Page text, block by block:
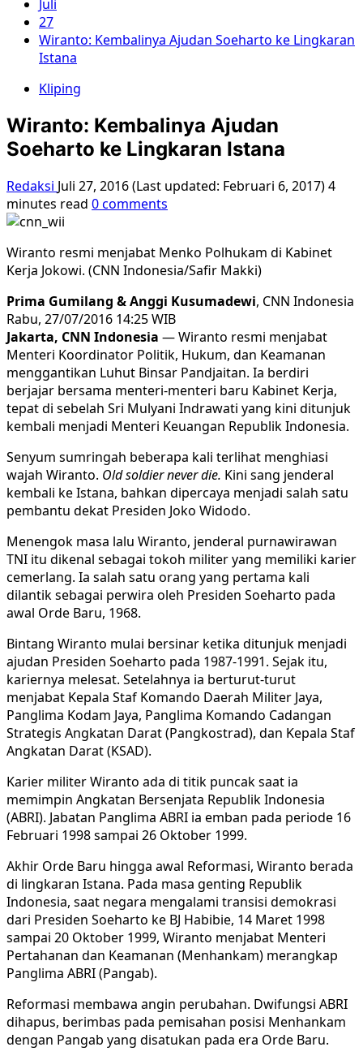
Juli
27
Wiranto: Kembalinya Ajudan Soeharto ke Lingkaran
Istana
Kliping
Wiranto: Kembalinya Ajudan
Soeharto ke Lingkaran Istana
Redaksi Juli 27, 2016 (Last updated: Februari 6, 2017)4
minutes read 0 comments
Wiranto resmi menjabat Menko Polhukam di Kabinet
Kerja Jokowi. (CNN Indonesia/Safir Makki)
Prima Gumilang & Anggi Kusumadewi, CNN Indonesia
Rabu, 27/07/2016 14:25 WIB
Jakarta, CNN Indonesia — Wiranto resmi menjabat
Menteri Koordinator Politik, Hukum, dan Keamanan
menggantikan Luhut Binsar Pandjaitan. Ia berdiri
berjajar bersama menteri-menteri baru Kabinet Kerja,
tepat di sebelah Sri Mulyani Indrawati yang kini ditunjuk
kembali menjadi Menteri Keuangan Republik Indonesia.
Senyum sumringah beberapa kali terlihat menghiasi
wajah Wiranto. Old soldier never die. Kini sang jenderal
kembali ke Istana, bahkan dipercaya menjadi salah satu
pembantu dekat Presiden Joko Widodo.
Menengok masa lalu Wiranto, jenderal purnawirawan
TNI itu dikenal sebagai tokoh militer yang memiliki karier
cemerlang. Ia salah satu orang yang pertama kali
dilantik sebagai perwira oleh Presiden Soeharto pada
awal Orde Baru, 1968.
Bintang Wiranto mulai bersinar ketika ditunjuk menjadi
ajudan Presiden Soeharto pada 1987-1991. Sejak itu,
kariernya melesat. Setelahnya ia berturut-turut
menjabat Kepala Staf Komando Daerah Militer Jaya,
Panglima Kodam Jaya, Panglima Komando Cadangan
Strategis Angkatan Darat (Pangkostrad), dan Kepala Staf
Angkatan Darat (KSAD).
Karier militer Wiranto ada di titik puncak saat ia
memimpin Angkatan Bersenjata Republik Indonesia
(ABRI). Jabatan Panglima ABRI ia emban pada periode 16
Februari 1998 sampai 26 Oktober 1999.
Akhir Orde Baru hingga awal Reformasi, Wiranto berada
di lingkaran Istana. Pada masa genting Republik
Indonesia, saat negara mengalami transisi demokrasi
dari Presiden Soeharto ke BJ Habibie, 14 Maret 1998
sampai 20 Oktober 1999, Wiranto menjabat Menteri
Pertahanan dan Keamanan (Menhankam) merangkap
Panglima ABRI (Pangab).
Reformasi membawa angin perubahan. Dwifungsi ABRI
dihapus, berimbas pada pemisahan posisi Menhankam
dengan Pangab yang disatukan pada era Orde Baru.